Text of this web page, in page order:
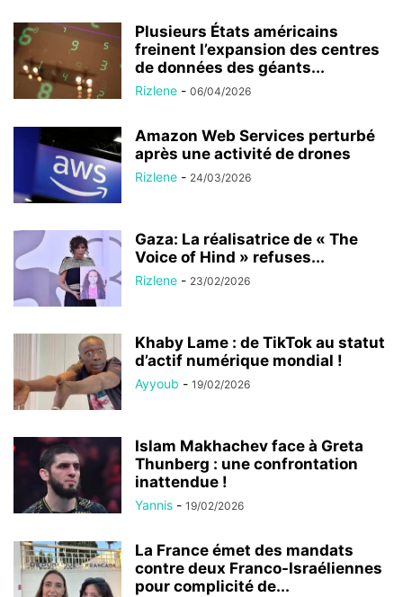
Plusieurs États américains
freinent l’expansion des centres
de données des géants...
Rizlene - 06/04/2026
Amazon Web Services perturbé
après une activité de drones
Rizlene - 24/03/2026
Gaza: La réalisatrice de « The
Voice of Hind » refuses...
Rizlene - 23/02/2026
Khaby Lame : de TikTok au statut
d’actif numérique mondial !
Ayyoub - 19/02/2026
Islam Makhachev face à Greta
Thunberg : une confrontation
inattendue !
Yannis - 19/02/2026
La France émet des mandats
contre deux Franco-Israéliennes
pour complicité de...